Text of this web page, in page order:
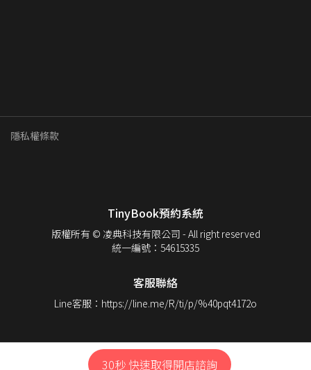
隱私權條款
TinyBook預約系統
版權所有 © 凌典科技有限公司 - All right reserved
統一編號：54615335
客服聯絡
Line客服：https://line.me/R/ti/p/%40pqt4172o
本系統由 TINYBOOK預約系統 所維護
30秒 快速取得開店諮詢